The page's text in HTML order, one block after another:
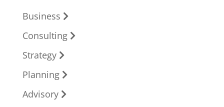
Business
Consulting
Strategy
Planning
Advisory